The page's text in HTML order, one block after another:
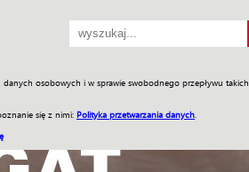
osobowych i w sprawie swobodnego przepływu
się z nimi: Polityka przetwarzania danych
Jednodniówki Praca w WIW